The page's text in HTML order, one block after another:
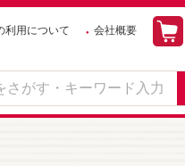
利用について 会社概要